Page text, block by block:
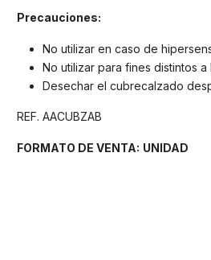
Precauciones:
No utilizar en caso de
No utilizar para fines distintos
Desechar el cubrecalzado
REF. AACUBZAB
FORMATO DE VENTA: UNIDAD